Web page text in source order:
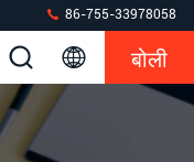
86-755-33978058
बोली